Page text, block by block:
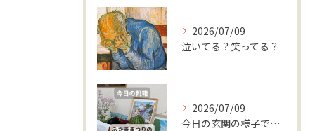
2026/07/09
泣いてる？笑ってる？
2026/07/09
今日の玄関の様子です。